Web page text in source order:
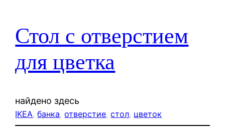
Стол с отверстием
для цветка
найдено здесь
IKEA, банка, отверстие, стол, цветок